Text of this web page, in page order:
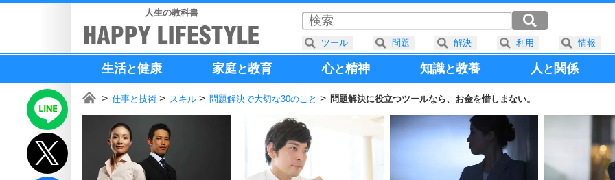
人生の教科書
生活と健康 家庭と教育 心と精神 知識と教養 人と 関係
仕事と技術 スキル 問題解決で大切な30のこと 問題解決に役立つツールなら、お金を惜しまない。
ツール 問題 解決 利用 情報